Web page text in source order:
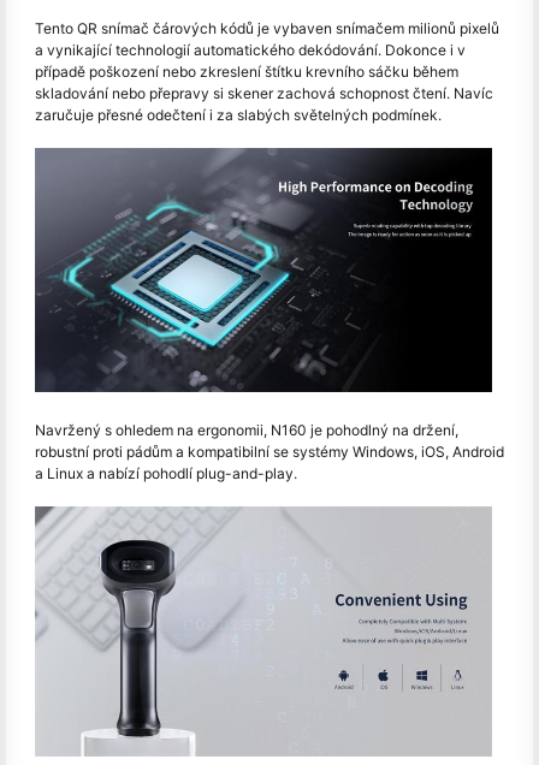
Tento QR snímač čárových kódů je vybaven snímačem milionů pixelů
a vynikající technologií automatického dekódování. Dokonce i v
případě poškození nebo zkreslení štítku krevního sáčku během
skladování nebo přepravy si skener zachová schopnost čtení. Navíc
zaručuje přesné odečtení i za slabých světelných podmínek.
Navržený s ohledem na ergonomii, N160 je pohodlný na držení,
robustní proti pádům a kompatibilní se systémy Windows, iOS, Android
a Linux a nabízí pohodlí plug-and-play.